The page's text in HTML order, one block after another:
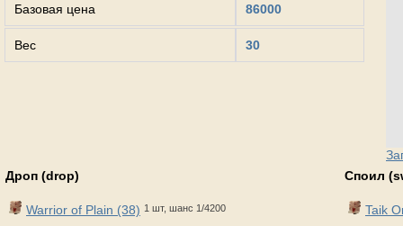
Базовая цена 86000
Вес 30
Дроп (drop)
Warrior of Plain (38) 1 шт, шанс 1/4200
Споил
Taik